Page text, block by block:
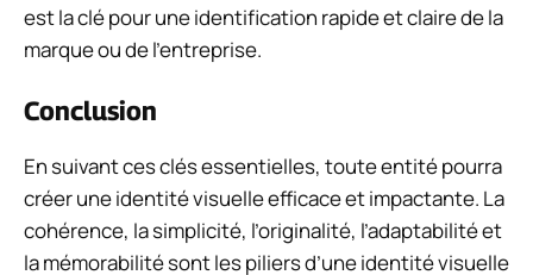
est la clé pour une identification rapide et claire de la
marque ou de l’entreprise.
Conclusion
En suivant ces clés essentielles, toute entité pourra
créer une identité visuelle efficace et impactante. La
cohérence, la simplicité, l’originalité, l’adaptabilité et
la mémorabilité sont les piliers d’une identité visuelle